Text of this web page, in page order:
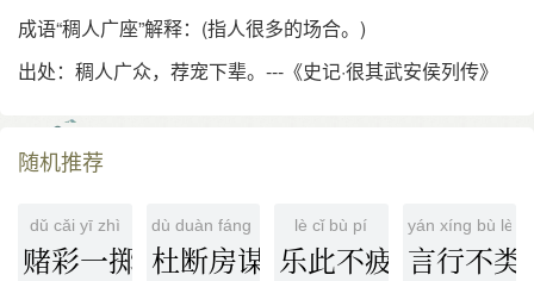
成语“稠人广座”解释：(指人很多的场合。)
出处： 稠人广众，荐宠下辈。---《史记·很其武安侯列传》
随机推荐
dǔ cǎi yī zhì
赌彩一掷
dù duàn fáng móu
杜断房谋
lè cǐ bù pí
乐此不疲
yán xíng bù lèi
言行不类